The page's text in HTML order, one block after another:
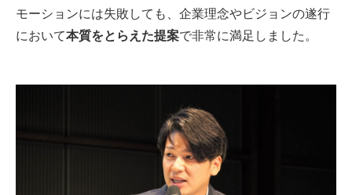
モーションには失敗しても、企業理念やビジョンの遂行
において本質をとらえた提案で非常に満足しました。